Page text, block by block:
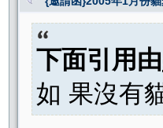
下面引用由
如 果沒有